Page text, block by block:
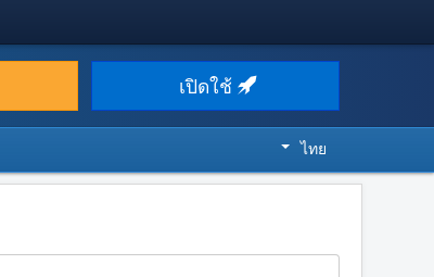
เปิดใช้
ไทย